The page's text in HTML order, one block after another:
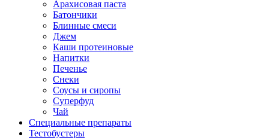
Арахисовая паста
Батончики
Блинные смеси
Джем
Каши протеиновые
Напитки
Печенье
Снеки
Соусы и сиропы
Суперфуд
Чай
Специальные препараты
Тестобустеры